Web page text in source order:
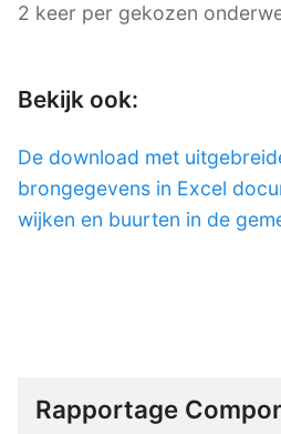
2 keer per gekozen
Bekijk ook:
De download met
brongegevens in Excel
wijken en buurten in de
Rapportage